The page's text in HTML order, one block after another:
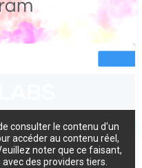
consulter le contenu d'un
accéder au contenu réel,
noter que ce faisant,
des providers tiers.